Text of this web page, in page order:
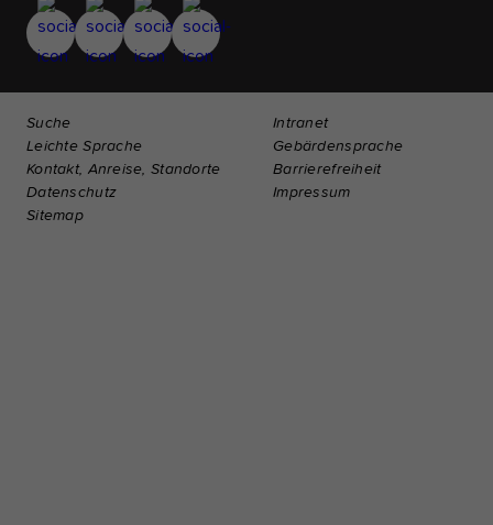
Suche
Intranet
Leichte Sprache
Gebärdensprache
Kontakt, Anreise, Standorte
Barrierefreiheit
Datenschutz
Impressum
Sitemap